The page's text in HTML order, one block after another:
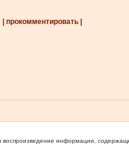
| прокомментировать |
информации,